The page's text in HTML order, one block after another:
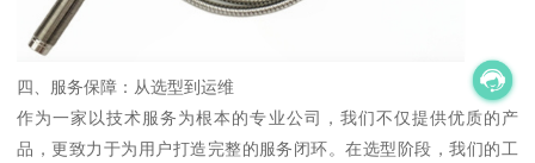
四、服务保障：从选型到运维
作为一家以技术服务为根本的专业公司，我们不仅提供优质的产
品，更致力于为用户打造完整的服务闭环。在选型阶段，我们的工